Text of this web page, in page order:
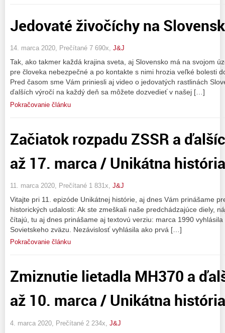
Jedovaté živočíchy na
14. marca 2020, Prečítané 7 690x, J&J
Tak, ako takmer každá krajina sveta, aj Slovensko má na svojom
pre človeka nebezpečné a po kontakte s nimi hrozia veľké bolesti
Pred časom sme Vám priniesli aj video o jedovatých rastlinách
ďalších výročí na každý deň sa môžete dozvedieť v našej […]
Pokračovanie článku
Začiatok rozpadu ZSSR a
až 17. marca / Unikátna
11. marca 2020, Prečítané 1 831x, J&J
Vitajte pri 11. epizóde Unikátnej histórie, aj dnes Vám prinášame
historických udalosti: Ak ste zmeškali naše predchádzajúce diely,
čítajú, tu aj dnes prinášame aj textovú verziu: marca 1990
Sovietskeho zväzu. Nezávislosť vyhlásila ako prvá […]
Pokračovanie článku
Zmiznutie lietadla MH370 a
až 10. marca / Unikátna
4. marca 2020, Prečítané 2 234x, J&J